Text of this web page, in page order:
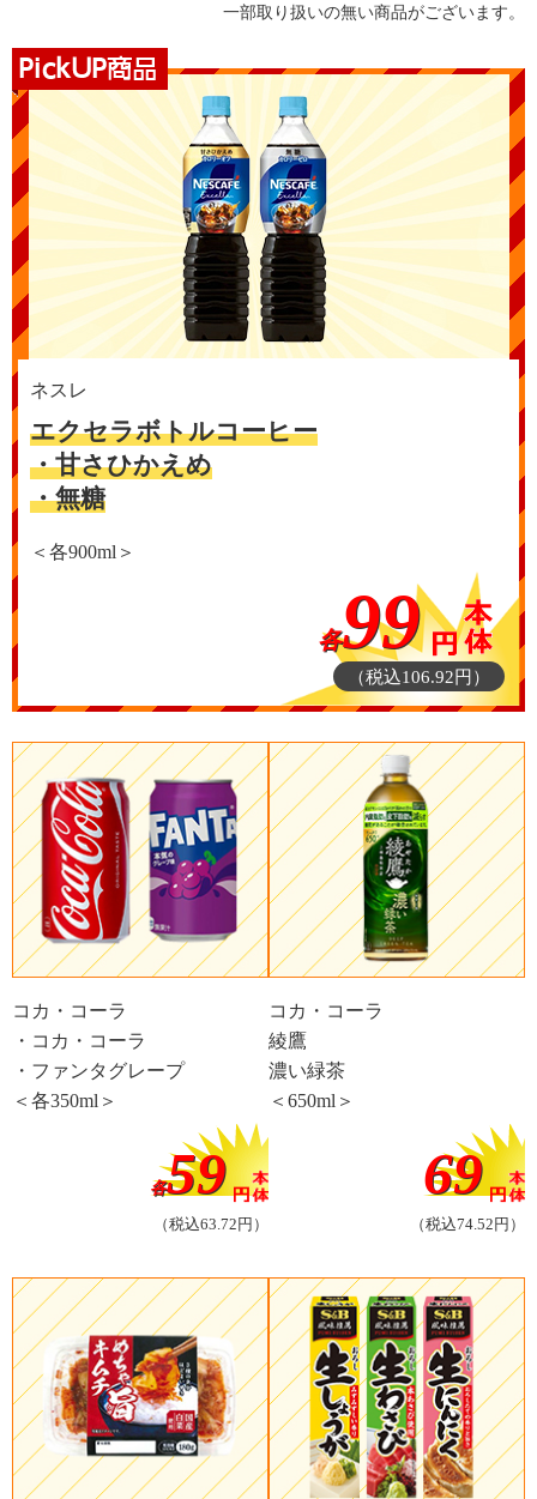
一部取り扱いの無い商品がございます。
ネスレ
エクセラボトルコーヒー
・甘さひかえめ
・無糖
＜各900ml＞
各99
（税込106.92円）
コカ・コーラ
・コカ・コーラ
・ファンタグレープ
＜各350ml＞
各59
（税込63.72円）
コカ・コーラ
綾鷹
濃い緑茶
＜650ml＞
69
（税込74.52円）